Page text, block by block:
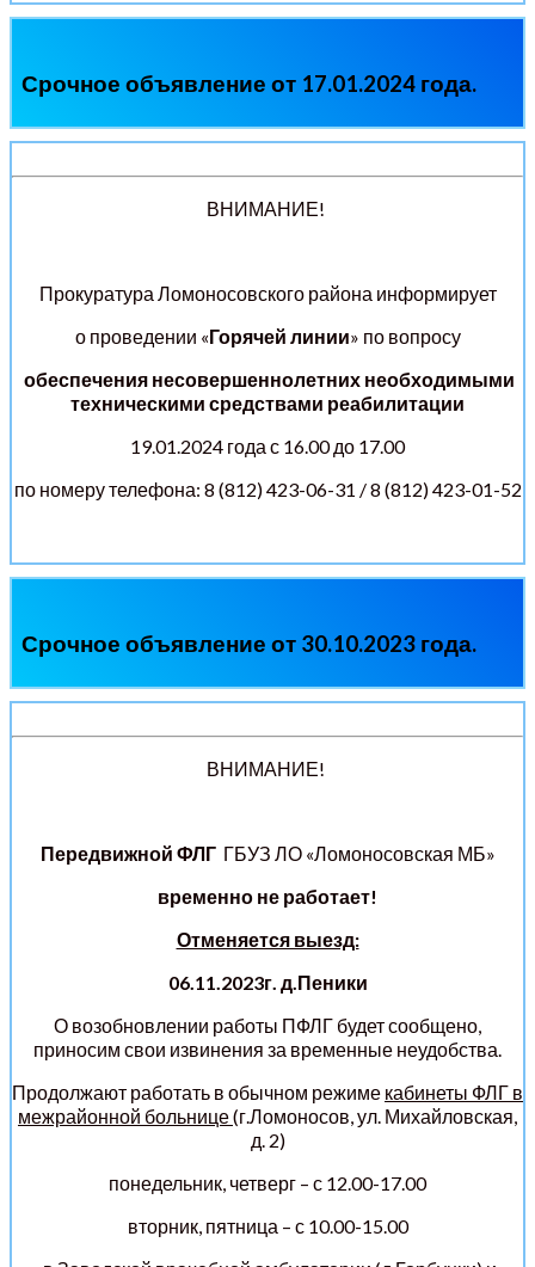
Срочное объявление от 17.01.2024 года.
ВНИМАНИЕ!
Прокуратура Ломоносовского района информирует
о проведении «Горячей линии» по вопросу
обеспечения несовершеннолетних необходимыми
техническими средствами реабилитации
19.01.2024 года с 16.00 до 17.00
по номеру телефона: 8 (812) 423-06-31 / 8 (812) 423-01-52
Срочное объявление от 30.10.2023 года.
ВНИМАНИЕ!
Передвижной ФЛГГБУЗ ЛО «Ломоносовская МБ»
временно не работает!
Отменяется выезд:
06.11.2023г. д.Пеники
О возобновлении работы ПФЛГ будет сообщено,
приносим свои извинения за временные неудобства.
Продолжают работать в обычном режиме кабинеты ФЛГ в
межрайонной больнице(г.Ломоносов, ул. Михайловская,
д. 2)
понедельник, четверг – с 12.00-17.00
вторник, пятница – с 10.00-15.00